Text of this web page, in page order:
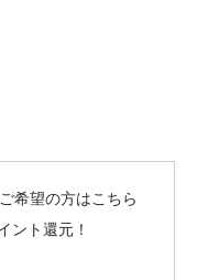
希望の方はこちら
ント還元！